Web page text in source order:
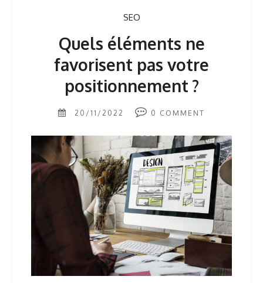
SEO
Quels éléments ne
favorisent pas votre
positionnement ?
20/11/2022 0 COMMENT